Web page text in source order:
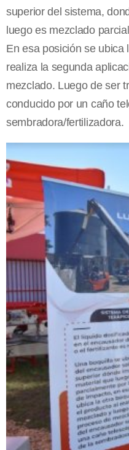
superior del sistema,
luego es mezclado
En esa posición se ubica
realiza la segunda
mezclado. Luego de ser
conducido por un caño
sembradora/fertilizadora.